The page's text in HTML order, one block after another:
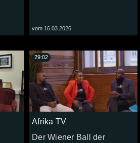
vom 16.03.2026
Afrika TV
Der Wiener Ball der
29:02